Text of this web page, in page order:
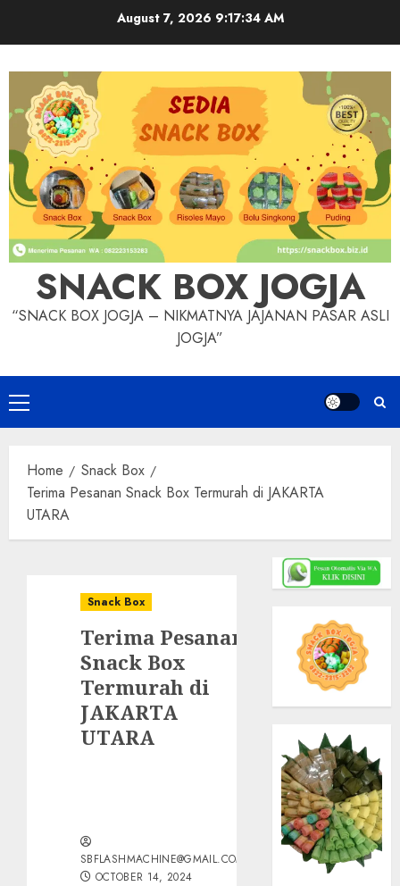
August 7, 2026 9:17:35 AM
SNACK BOX JOGJA
“SNACK BOX JOGJA – NIKMATNYA JAJANAN PASAR ASLI
JOGJA”
Primary
Menu
Home
Snack Box
Terima Pesanan Snack Box Termurah di JAKARTA
UTARA
Snack Box
Terima Pesanan
Snack Box
Termurah di
JAKARTA
UTARA
SBFLASHMACHINE@GMAIL.COM
OCTOBER 14, 2024